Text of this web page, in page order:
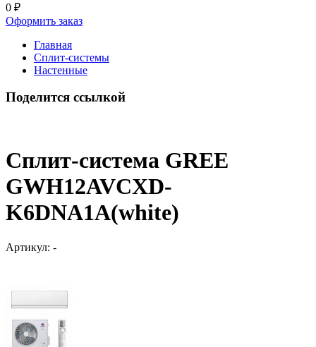
0 ₽
Оформить заказ
Главная
Сплит-системы
Настенные
Поделится ссылкой
Сплит-система GREE
GWH12AVCXD-
K6DNA1A(white)
Артикул: -